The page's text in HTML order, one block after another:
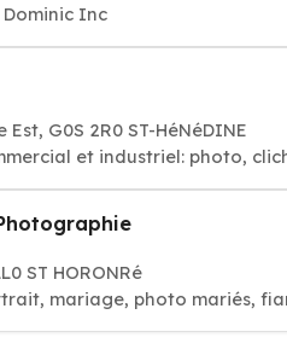
Inc
G0S 2R0 ST-HéNéDINE
et industriel: photo,
ST HORONRé
mariage, photo mariés,